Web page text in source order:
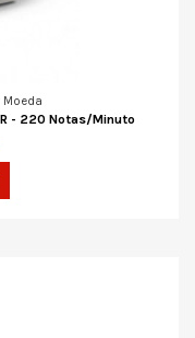
- 220 Notas/Minuto